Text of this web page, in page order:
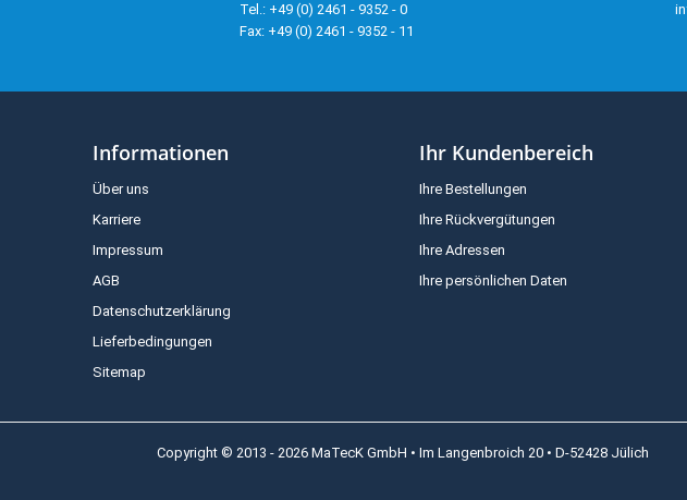
Tel.: +49 (0) 2461 - 9352 - 0
Fax: +49 (0) 2461 - 9352 - 11
Informationen
Über uns
Karriere
Impressum
AGB
Datenschutzerklärung
Lieferbedingungen
Sitemap
Ihr Kundenbereich
Ihre Bestellungen
Ihre Rückvergütungen
Ihre Adressen
Ihre persönlichen Daten
Copyright © 2013 - 2026 MaTecK GmbH • Im Langenbroich 20 • D-52428 Jülich